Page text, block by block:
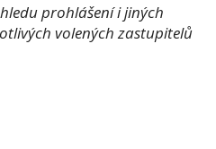
prohlášení i jiných
volených zastupitelů